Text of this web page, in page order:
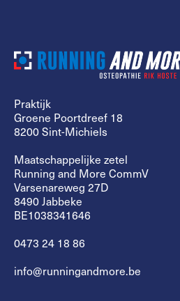
Praktijk
Groene Poortdreef 18
8200 Sint-Michiels
Maatschappelijke zetel
Running and More CommV
Varsenareweg 27D
8490 Jabbeke
BE1038341646
0473 24 18 86
info@runningandmore.be